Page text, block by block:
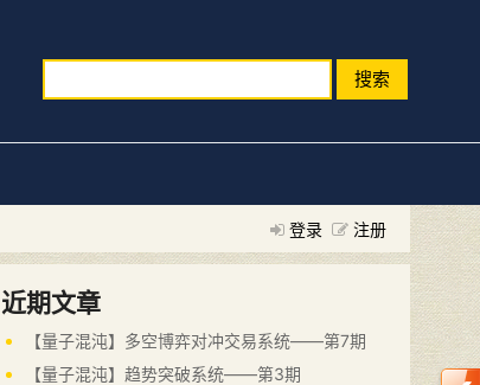
搜索
登录 注册
近期文章
【量子混沌】多空博弈对冲交易系统——第7期
【量子混沌】趋势突破系统——第3期